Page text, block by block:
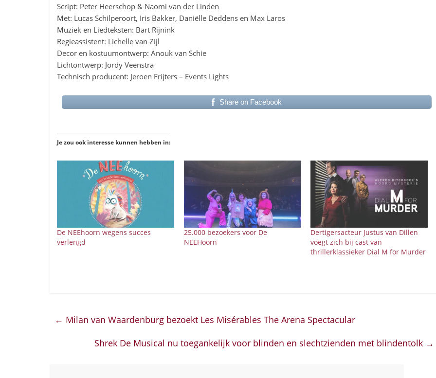
Script: Peter Heerschop & Naomi van der Linden
Met: Lucas Schilperoort, Iris Bakker, Daniëlle Deddens en Max Laros
Muziek en Liedteksten: Bart Rijnink
Regieassistent: Lichelle van Zijl
Decor en kostuumontwerp: Anouk van Schie
Lichtontwerp: Jordy Veenstra
Technisch producent: Jeroen Frijters – Events Lights
Share on Facebook
Je zou ook interesse kunnen hebben in:
De NEEhoorn wegens succes
verlengd
25.000 bezoekers voor De
NEEHoorn
Dertigersacteur Justus van Dillen
voegt zich bij cast van
thrillerklassieker Dial M for Murder
← Milan van Waardenburg bezoekt Les Misérables The Arena Spectacular
Shrek De Musical nu toegankelijk voor blinden en slechtzienden met blindentolk →